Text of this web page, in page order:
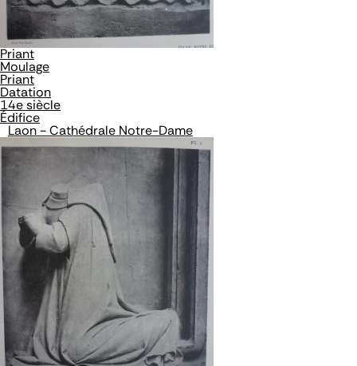
Priant
Moulage
Priant
Datation
14e siècle
Édifice
Laon - Cathédrale Notre-Dame